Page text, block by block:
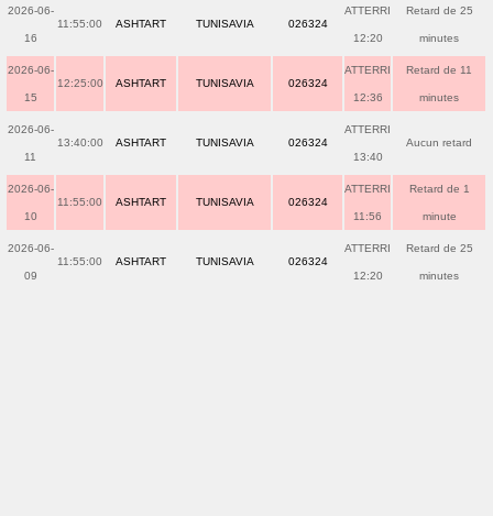
2026-06-
16
11:55:00 ASHTART TUNISAVIA 026324
ATTERRI
12:20
Retard de 25
minutes
2026-06-
15
12:25:00 ASHTART TUNISAVIA 026324
ATTERRI
12:36
Retard de 11
minutes
2026-06-
11
13:40:00 ASHTART TUNISAVIA 026324
ATTERRI
13:40
Aucun retard
2026-06-
10
11:55:00 ASHTART TUNISAVIA 026324
ATTERRI
11:56
Retard de 1
minute
2026-06-
09
11:55:00 ASHTART TUNISAVIA 026324
ATTERRI
12:20
Retard de 25
minutes